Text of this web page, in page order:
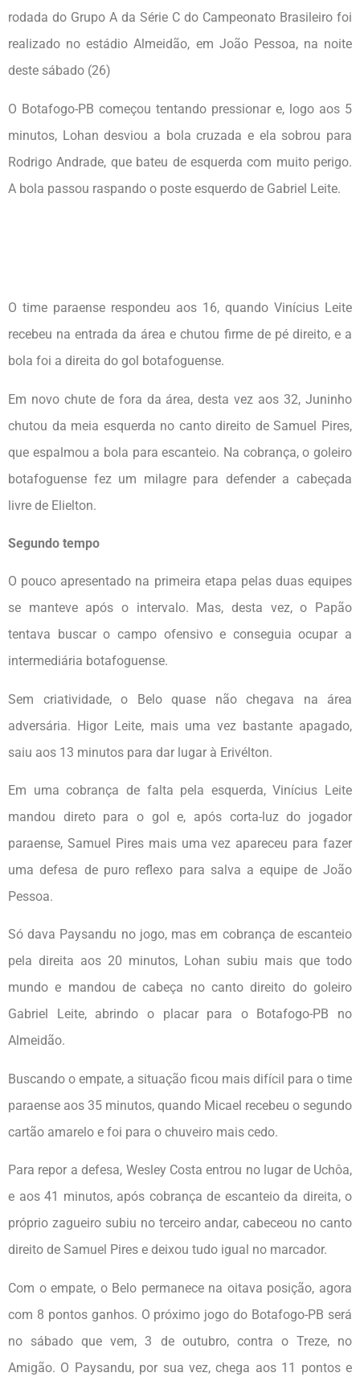
rodada do Grupo A da Série C do Campeonato Brasileiro foi
realizado no estádio Almeidão, em João Pessoa, na noite
deste sábado (26)
O Botafogo-PB começou tentando pressionar e, logo aos 5
minutos, Lohan desviou a bola cruzada e ela sobrou para
Rodrigo Andrade, que bateu de esquerda com muito perigo.
A bola passou raspando o poste esquerdo de Gabriel Leite.
O time paraense respondeu aos 16, quando Vinícius Leite
recebeu na entrada da área e chutou firme de pé direito, e a
bola foi a direita do gol botafoguense.
Em novo chute de fora da área, desta vez aos 32, Juninho
chutou da meia esquerda no canto direito de Samuel Pires,
que espalmou a bola para escanteio. Na cobrança, o goleiro
botafoguense fez um milagre para defender a cabeçada
livre de Elielton.
Segundo tempo
O pouco apresentado na primeira etapa pelas duas equipes
se manteve após o intervalo. Mas, desta vez, o Papão
tentava buscar o campo ofensivo e conseguia ocupar a
intermediária botafoguense.
Sem criatividade, o Belo quase não chegava na área
adversária. Higor Leite, mais uma vez bastante apagado,
saiu aos 13 minutos para dar lugar à Erivélton.
Em uma cobrança de falta pela esquerda, Vinícius Leite
mandou direto para o gol e, após corta-luz do jogador
paraense, Samuel Pires mais uma vez apareceu para fazer
uma defesa de puro reflexo para salva a equipe de João
Pessoa.
Só dava Paysandu no jogo, mas em cobrança de escanteio
pela direita aos 20 minutos, Lohan subiu mais que todo
mundo e mandou de cabeça no canto direito do goleiro
Gabriel Leite, abrindo o placar para o Botafogo-PB no
Almeidão.
Buscando o empate, a situação ficou mais difícil para o time
paraense aos 35 minutos, quando Micael recebeu o segundo
cartão amarelo e foi para o chuveiro mais cedo.
Para repor a defesa, Wesley Costa entrou no lugar de Uchôa,
e aos 41 minutos, após cobrança de escanteio da direita, o
próprio zagueiro subiu no terceiro andar, cabeceou no canto
direito de Samuel Pires e deixou tudo igual no marcador.
Com o empate, o Belo permanece na oitava posição, agora
com 8 pontos ganhos. O próximo jogo do Botafogo-PB será
no sábado que vem, 3 de outubro, contra o Treze, no
Amigão. O Paysandu, por sua vez, chega aos 11 pontos e